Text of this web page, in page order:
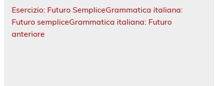
Esercizio: Futuro SempliceGrammatica italiana:
Futuro sempliceGrammatica italiana: Futuro
anteriore